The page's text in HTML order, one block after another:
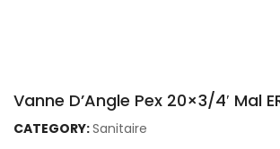
Vanne D’Angle Pex 20×3/4′ Mal
CATEGORY:Sanitaire